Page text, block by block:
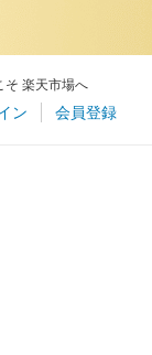
そ 楽天市場へ
ン 会員登録